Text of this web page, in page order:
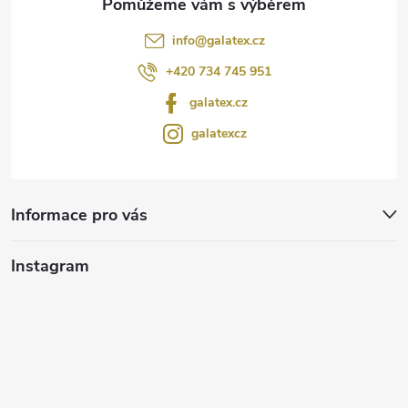
info@galatex.cz
+420 734 745 951
galatex.cz
galatexcz
Informace pro vás
Instagram